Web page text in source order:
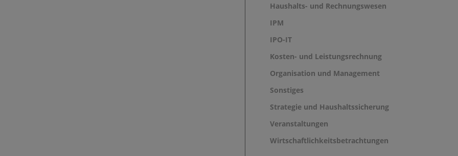
Haushalts- und Rechnungswesen
IPM
IPO-IT
Kosten- und Leistungsrechnung
Organisation und Management
Sonstiges
Strategie und Haushaltssicherung
Veranstaltungen
Wirtschaftlichkeitsbetrachtungen